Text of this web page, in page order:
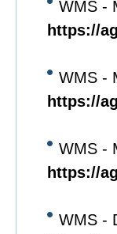
WMS -
https://
WMS -
https://
WMS -
https://
WMS -